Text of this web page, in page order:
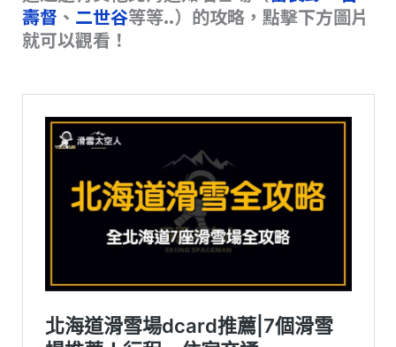
壽督 、 二世谷等等..）的攻略，點擊下方圖片
就可以觀看！